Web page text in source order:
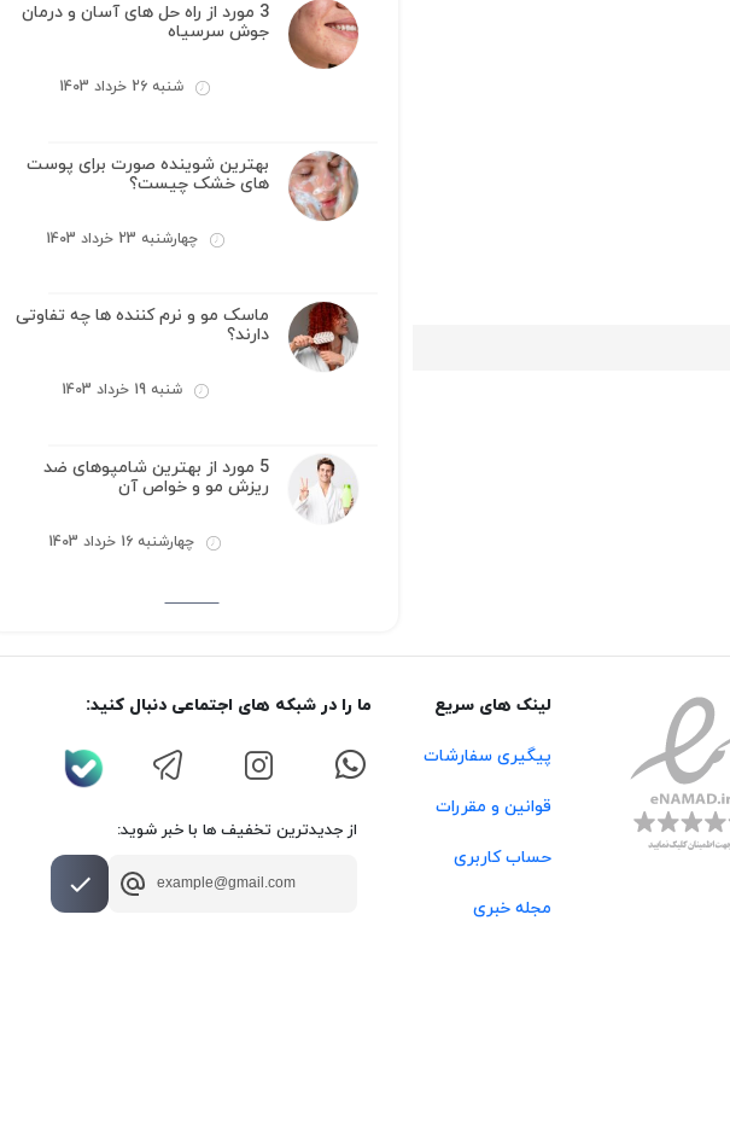
3 مورد از راه حل های آسان و درمان
جوش سرسیاه
شنبه 26 خرداد 1403
بهترین شوینده صورت برای پوست
های خشک چیست؟
چهارشنبه 23 خرداد 1403
ماسک مو و نرم کننده ها چه تفاوتی
دارند؟
شنبه 19 خرداد 1403
5 مورد از بهترین شامپوهای ضد
ریزش مو و خواص آن
چهارشنبه 16 خرداد 1403
لینک های سریع
پیگیری سفارشات
قوانین و مقررات
حساب کاربری
مجله خبری
ما را در شبکه های اجتماعی دنبال کنید:
از جدیدترین تخفیف ها با خبر شوید: